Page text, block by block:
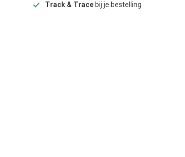
Track & Trace bij je bestelling